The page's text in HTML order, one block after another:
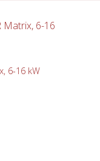
любими
6-16 kW